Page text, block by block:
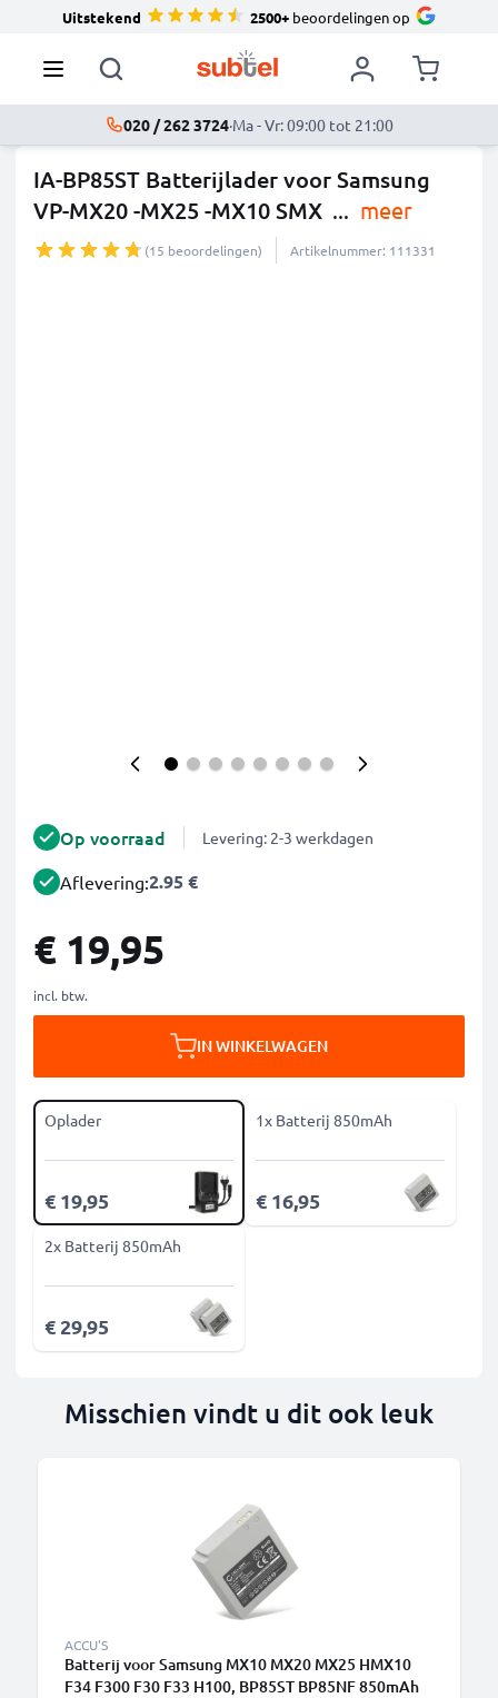
Uitstekend 2500+beoordelingen op
020 / 262 3724·Ma - Vr: 09:00 tot 21:00
IA-BP85ST Batterijlader voor Samsung
VP-MX20 -MX25 -MX10 SMX ... meer
(15 beoordelingen) Artikelnummer: 111331
Op voorraad Levering: 2-3 werkdagen
Aflevering:2.95 €
€ 19,95
incl. btw.
IN WINKELWAGEN
Oplader
€ 19,95
1x Batterij 850mAh
€ 16,95
2x Batterij 850mAh
€ 29,95
Misschien vindt u dit ook leuk
ACCU'S
Batterij voor Samsung MX10 MX20 MX25 HMX10
F34 F300 F30 F33 H100, BP85ST BP85NF 850mAh